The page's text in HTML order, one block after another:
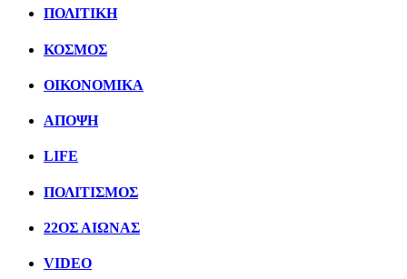
ΠΟΛΙΤΙΚΗ
ΚΟΣΜΟΣ
ΟΙΚΟΝΟΜΙΚΑ
ΑΠΟΨΗ
LIFE
ΠΟΛΙΤIΣΜΟΣ
22ΟΣ ΑΙΩΝΑΣ
VIDEO